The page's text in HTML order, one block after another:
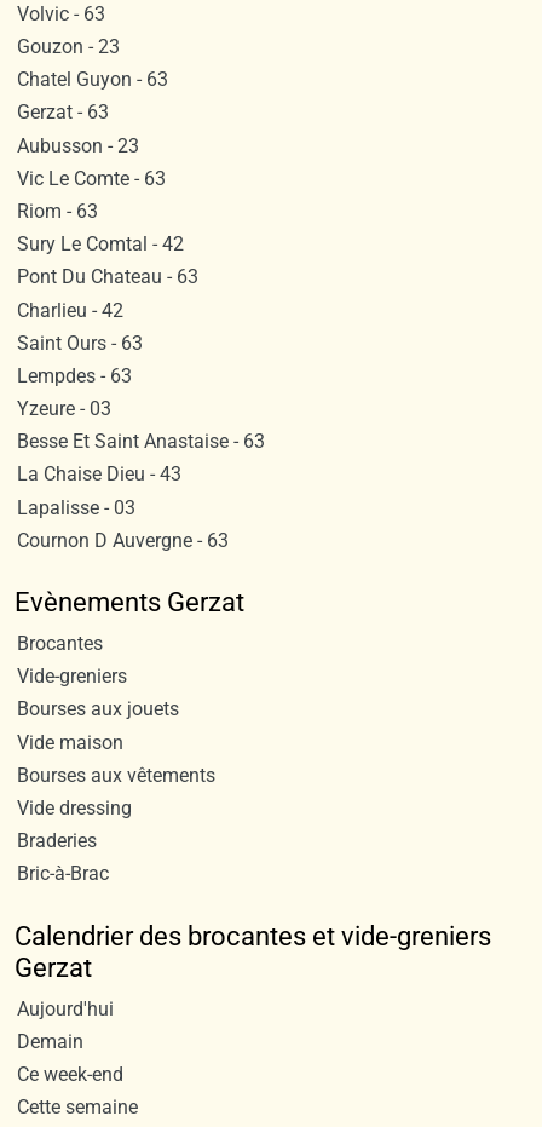
Volvic - 63
Gouzon - 23
Chatel Guyon - 63
Gerzat - 63
Aubusson - 23
Vic Le Comte - 63
Riom - 63
Sury Le Comtal - 42
Pont Du Chateau - 63
Charlieu - 42
Saint Ours - 63
Lempdes - 63
Yzeure - 03
Besse Et Saint Anastaise - 63
La Chaise Dieu - 43
Lapalisse - 03
Cournon D Auvergne - 63
Evènements Gerzat
Brocantes
Vide-greniers
Bourses aux jouets
Vide maison
Bourses aux vêtements
Vide dressing
Braderies
Bric-à-Brac
Calendrier des brocantes et vide-greniers
Gerzat
Aujourd'hui
Demain
Ce week-end
Cette semaine